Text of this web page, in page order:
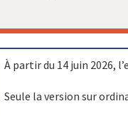
À partir du 14 juin 2026,
Seule la version sur